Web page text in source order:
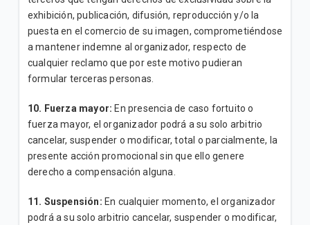
exhibición, publicación, difusión, reproducción y/o la
puesta en el comercio de su imagen, comprometiéndose
a mantener indemne al organizador, respecto de
cualquier reclamo que por este motivo pudieran
formular terceras personas.
10. Fuerza mayor: En presencia de caso fortuito o
fuerza mayor, el organizador podrá a su solo arbitrio
cancelar, suspender o modificar, total o parcialmente, la
presente acción promocional sin que ello genere
derecho a compensación alguna.
11. Suspensión: En cualquier momento, el organizador
podrá a su solo arbitrio cancelar, suspender o modificar,